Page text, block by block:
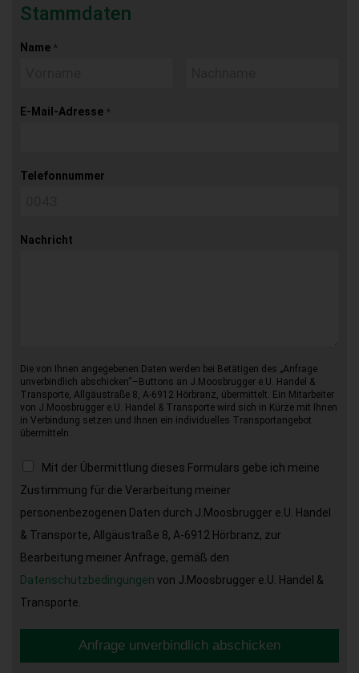
Stammdaten
Name *
E-Mail-Adresse *
Telefonnummer
Nachricht
Die von Ihnen angegebenen Daten werden bei Betätigen des „Anfrage
unverbindlich abschicken“–Buttons an J.Moosbrugger e.U. Handel &
Transporte, Allgäustraße 8, A-6912 Hörbranz, übermittelt. Ein Mitarbeiter
von J.Moosbrugger e.U. Handel & Transporte wird sich in Kürze mit Ihnen
in Verbindung setzen und Ihnen ein individuelles Transportangebot
übermitteln.
Mit der Übermittlung dieses Formulars gebe ich meine
Zustimmung für die Verarbeitung meiner
personenbezogenen Daten durch J.Moosbrugger e.U. Handel
& Transporte, Allgäustraße 8, A-6912 Hörbranz, zur
Bearbeitung meiner Anfrage, gemäß den
Datenschutzbedingungen von J.Moosbrugger e.U. Handel &
Transporte.
Anfrage unverbindlich abschicken